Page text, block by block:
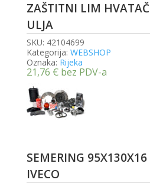
ZAŠTITNI LIM HVATAČ
ULJA
SKU: 42104699
Kategorija: WEBSHOP
Oznaka: Rijeka
21,76 € bez PDV-a
SEMERING 95X130X16
IVECO